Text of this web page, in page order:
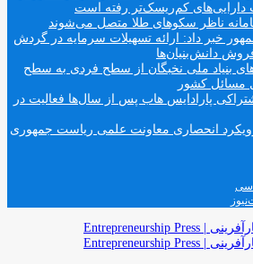
دارایی‌های کم‌ریسک‌تر رفته است
ناظر سکوهای طلا متصل می‌شوند
خبر داد: ارائه تسهیلات سرمایه در گردش
بنیاد ملی نخبگان از سطح فردی به سطح
مسائل کشور
پارادایس هاب پس از سال‌ها فعالیت در
رویکرد انحصاری معاونت علمی ریاست جمهوری